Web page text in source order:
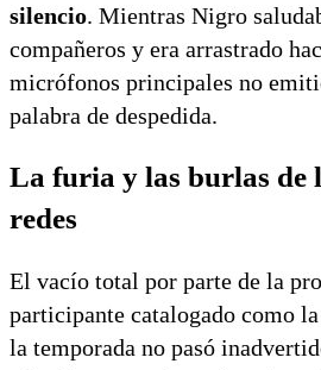
silencio. Mientras Nigro
compañeros y era arrastrado
micrófonos principales no
palabra de despedida.
La furia y las burlas de
redes
El vacío total por parte de la
participante catalogado como
la temporada no pasó